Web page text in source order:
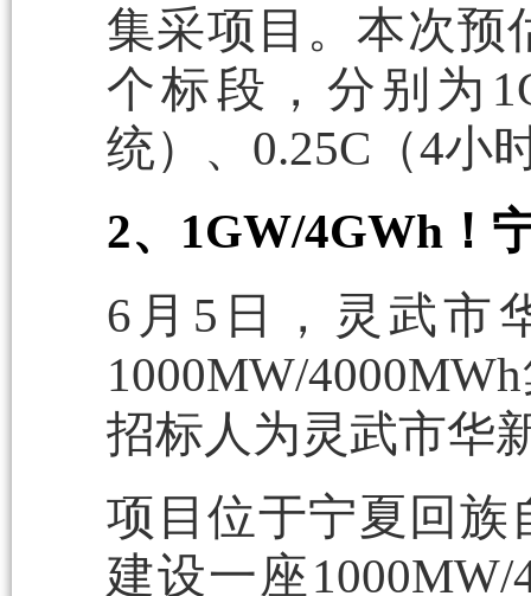
集采项目。本次预
个标段，分别为
统）、0.25C（4小
2、1GW/4GWh！
6月5日，灵武市
1000MW/
招标人为灵武市华
项目位于宁夏回族
建设一座